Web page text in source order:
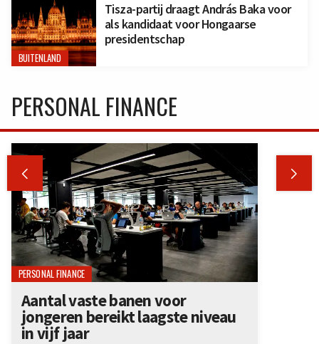
BUITENLAND
Tisza-partij draagt András Baka voor
als kandidaat voor Hongaarse
presidentschap
PERSONAL FINANCE
 
PERSONAL FINANCE
Aantal vaste banen voor
jongeren bereikt laagste niveau
in vijf jaar